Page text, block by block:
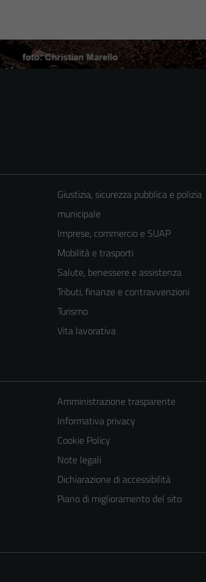
Giustizia, sicurezza pubblica e polizia
municipale
Imprese, commercio e SUAP
Mobilità e trasporti
Salute, benessere e assistenza
Tributi, finanze e contravvenzioni
Turismo
Vita lavorativa
Amministrazione trasparente
Informativa privacy
Cookie Policy
Note legali
Dichiarazione di accessibilità
Piano di miglioramento del sito